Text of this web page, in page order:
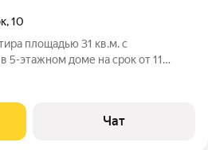
,10
площадью 31 кв.м. с
5-этажном доме на срок от 11
Чат